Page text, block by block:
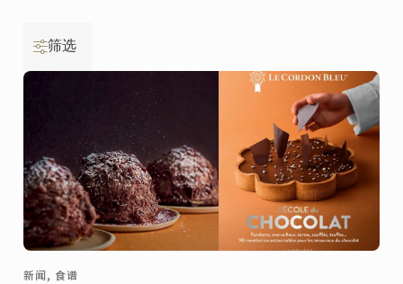
筛选
新闻, 食谱